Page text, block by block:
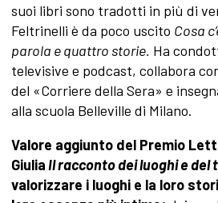
suoi libri sono tradotti in più di
Feltrinelli è da poco uscito Cosa
parola e quattro storie. Ha
televisive e podcast, collabora
del «Corriere della Sera» e
alla scuola Belleville di Milano.
Valore aggiunto del Premio
GiuliaIl racconto dei luoghi e del
valorizzare i luoghi e la loro